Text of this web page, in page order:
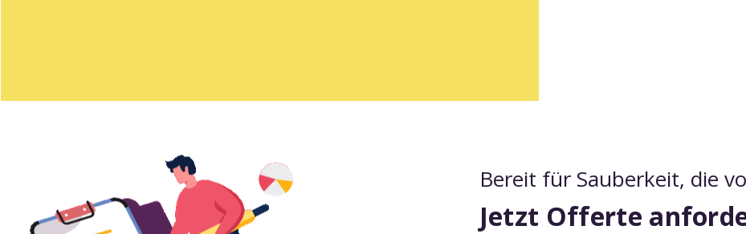
Bereit für Sauberkeit, die
Jetzt Offerte